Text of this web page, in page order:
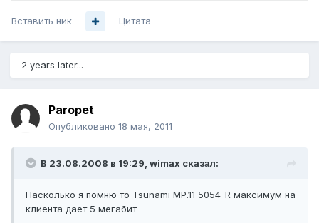
Вставить ник Цитата
2 years later...
Paropet
Опубликовано 18 мая, 2011
В 23.08.2008 в 19:29, wimax сказал:
Насколько я помню то Tsunami MP.11 5054-R максимум на
клиента дает 5 мегабит